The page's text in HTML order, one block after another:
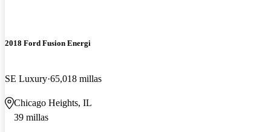
2018 Ford Fusion Energi
SE Luxury 65,018 millas
Chicago Heights, IL
39 millas